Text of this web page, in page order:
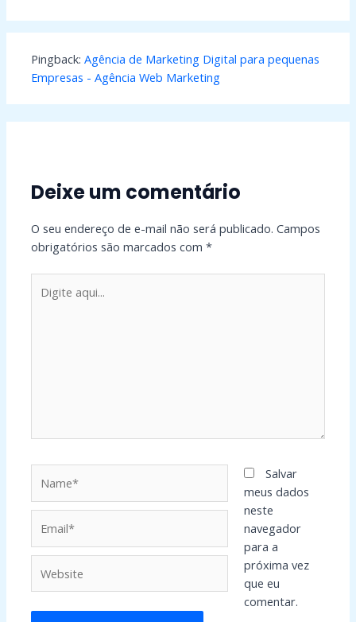
Pingback:Agência de Marketing Digital para pequenas
Empresas - Agência Web Marketing
Deixe um comentário
O seu endereço de e-mail não será publicado. Campos
obrigatórios são marcados com*
aqui...
Salvar
meus dados
neste
navegador
para a
próxima vez
que eu
comentar.